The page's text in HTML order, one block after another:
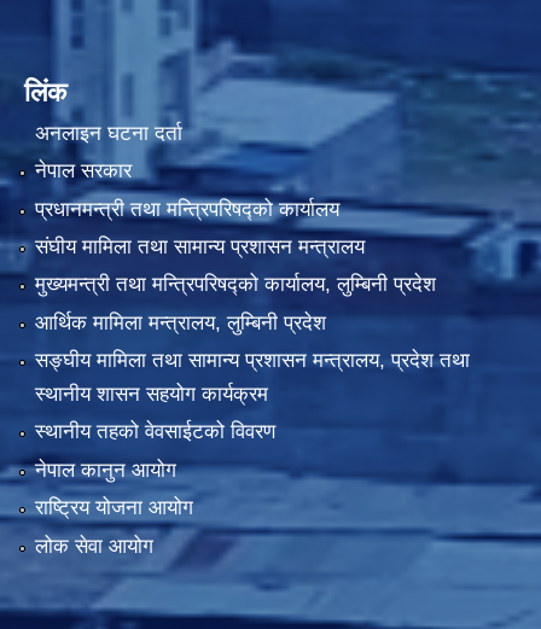
लिंक
अनलाइन घटना दर्ता
नेपाल सरकार
प्रधानमन्त्री तथा मन्त्रिपरिषद्को कार्यालय
संघीय मामिला तथा सामान्य प्रशासन मन्त्रालय
मुख्यमन्त्री तथा मन्त्रिपरिषद्को कार्यालय, लुम्बिनी प्रदेश
आर्थिक मामिला मन्त्रालय, लुम्बिनी प्रदेश
सङ्घीय मामिला तथा सामान्य प्रशासन मन्त्रालय, प्रदेश तथा
स्थानीय शासन सहयोग कार्यक्रम
स्थानीय तहको वेवसाईटको विवरण
नेपाल कानुन आयोग
राष्ट्रिय योजना आयोग
लोक सेवा आयोग